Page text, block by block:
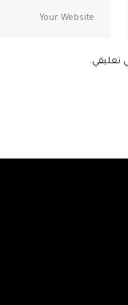
تعليقي.